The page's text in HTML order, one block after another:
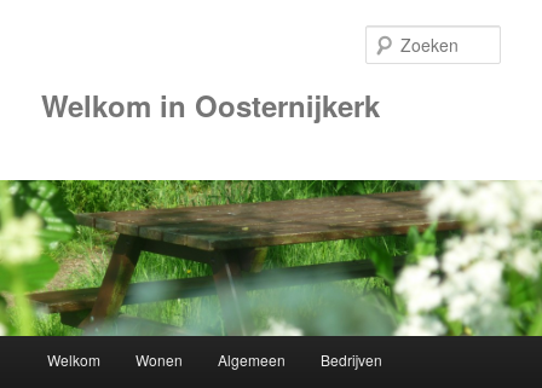
Welkom in Oosternijkerk
Spring
Welkom Wonen Algemeen Bedrijven